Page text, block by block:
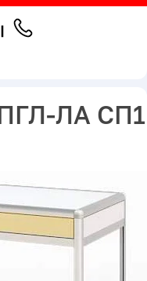
ЛА СП1